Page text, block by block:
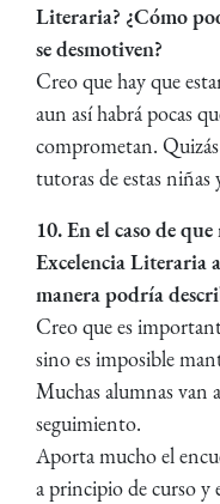
Literaria? ¿Cómo
se desmotiven?
Creo que hay que
aun así habrá pocas
comprometan.
tutoras de estas niñas
10. En el caso de
Excelencia Literaria
manera podría
Creo que es
sino es imposible
Muchas alumnas van
seguimiento.
Aporta mucho el
a principio de curso y